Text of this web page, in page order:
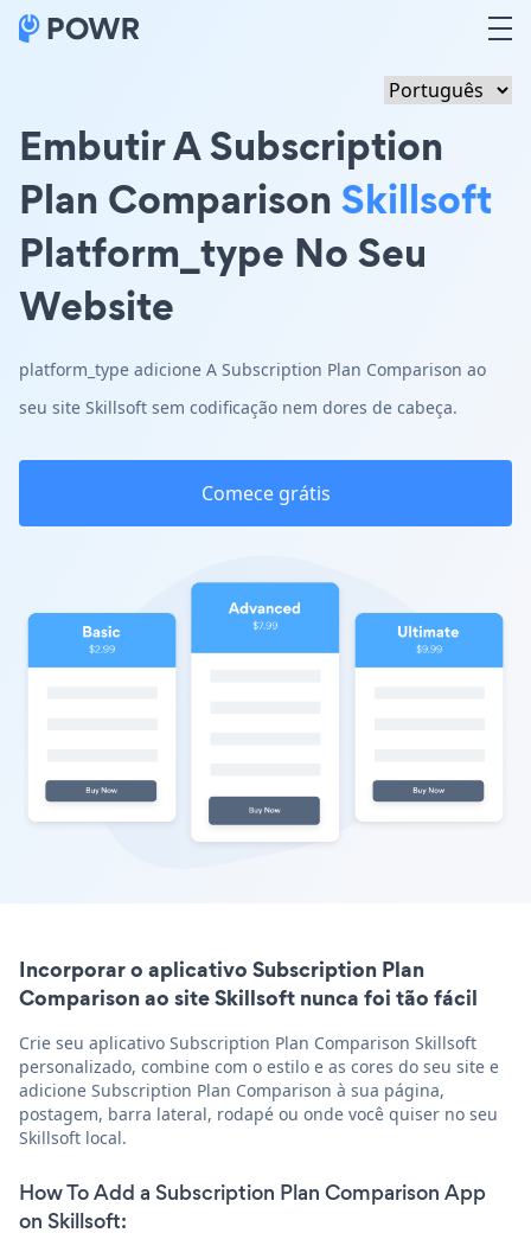
Embutir A Subscription
Plan ComparisonSkillsoft
Platform_type No Seu
Website
platform_type adicione A Subscription Plan Comparison ao
seu site Skillsoft sem codificação nem dores de cabeça.
Comece grátis
Incorporar o aplicativo Subscription Plan
Comparison ao site Skillsoft nunca foi tão fácil
Crie seu aplicativo Subscription Plan Comparison Skillsoft
personalizado, combine com o estilo e as cores do seu site e
adicione Subscription Plan Comparison à sua página,
postagem, barra lateral, rodapé ou onde você quiser no seu
Skillsoft local.
How To Add a Subscription Plan Comparison App
on Skillsoft: